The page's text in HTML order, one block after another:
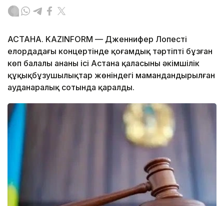
АСТАНА. KAZINFORM — Дженнифер Лопестің
елордадағы концертінде қоғамдық тәртіпті бұзған
көп балалы ананың ісі Астана қаласының әкімшілік
құқықбұзушылықтар жөніндегі мамандандырылған
ауданаралық сотында қаралды.